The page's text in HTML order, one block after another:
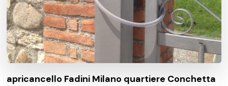
apricancello Fadini Milano quartiere Conchetta